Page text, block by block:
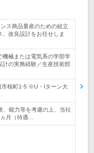
ス商品量産のための組立
改良設計をお任せしま
機械または電気系の学部学
計の実務経験／生産技術部
市桜町1-5 ※U・Iターン大
、能力等を考慮の上、当社
月（待遇…